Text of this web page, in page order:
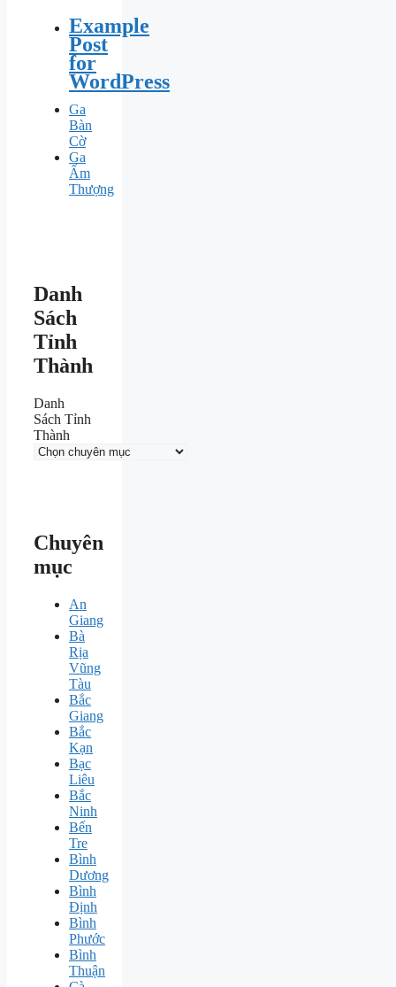
Example
Post
for
WordPress
Ga
Bàn
Cờ
Ga
Ấm
Thượng
Danh
Sách
Tỉnh
Thành
Danh
Sách Tỉnh
Thành
Chuyên
mục
An
Giang
Bà
Rịa
Vũng
Tàu
Bắc
Giang
Bắc
Kạn
Bạc
Liêu
Bắc
Ninh
Bến
Tre
Bình
Dương
Bình
Định
Bình
Phước
Bình
Thuận